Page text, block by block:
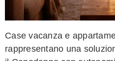
Case vacanza e
rappresentano una